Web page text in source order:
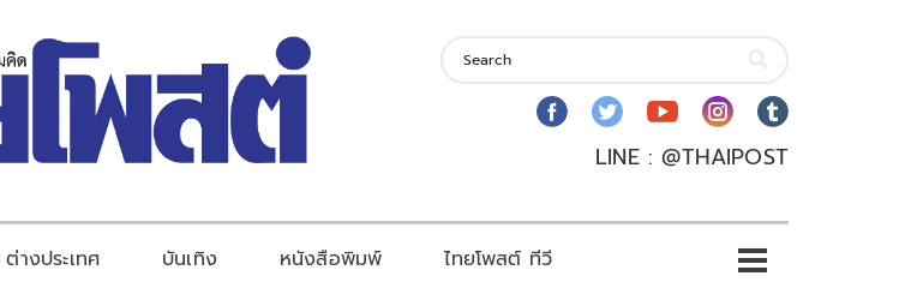
LINE : @THAIPOST
ต่างประเทศ บันเทิง หนังสือพิมพ์ ไทยโพสต์ ทีวี